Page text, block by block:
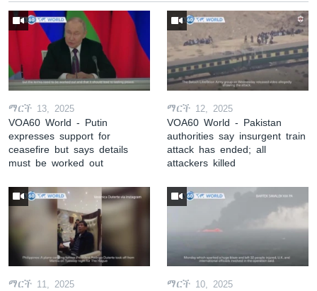
ማርች 13, 2025
VOA60 World - Putin
expresses support for
ceasefire but says details
must be worked out
ማርች 12, 2025
VOA60 World - Pakistan
authorities say insurgent train
attack has ended; all
attackers killed
ማርች 11, 2025 ማርች 10, 2025